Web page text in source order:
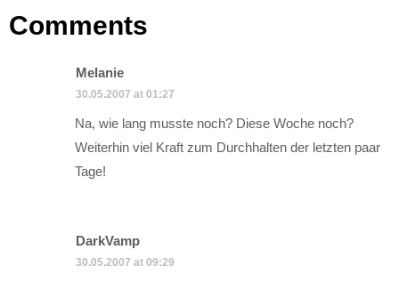
Comments
Melanie
30.05.2007 at 01:27
Na, wie lang musste noch? Diese Woche noch?
Weiterhin viel Kraft zum Durchhalten der letzten paar
Tage!
DarkVamp
30.05.2007 at 09:29